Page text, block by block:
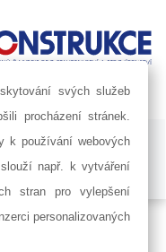
agency a.s. |
Nastavení
s.r.o.
svých služeb
procházení stránek.
k používání webových
např. k vytváření
stran pro vylepšení
personalizovaných